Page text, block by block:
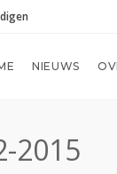
NIEUWS
2015